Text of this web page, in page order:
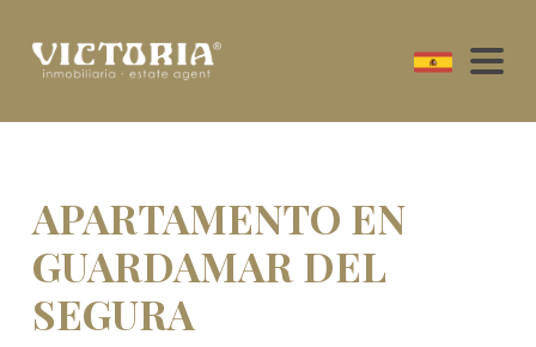
APARTAMENTO EN
GUARDAMAR DEL
SEGURA